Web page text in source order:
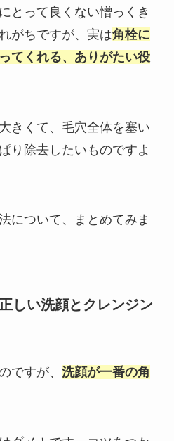
とって良くない憎っくき
がちですが、実は角栓に
てくれる、ありがたい役
きくて、毛穴全体を塞い
り除去したいものですよ
について、まとめてみま
しい洗顔とクレンジン
ですが、 洗顔が一番の角